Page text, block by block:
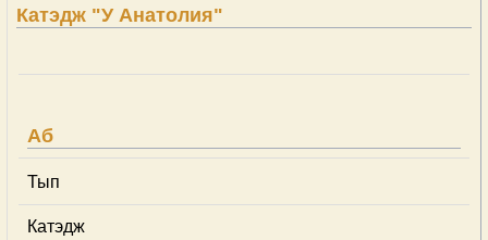
Катэдж "У Анатолия"
Аб
Тып
Катэдж